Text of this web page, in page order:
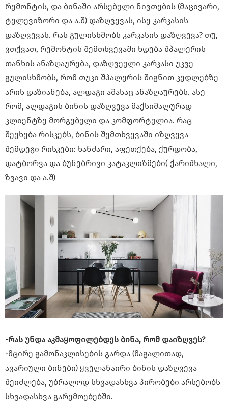
რემონტის, და ბინაში არსებული ნივთების (მაცივარი,
ტელევიზორი და ა.შ) დაზღვევას, ისე კარკასის
დაზღვევას. რას გულისხმობს კარკასის დაზღვევა? თუ,
ვთქვათ, რემონტის შემთხვევაში ხდება შპალერის
თანხის ანაზღაურება, დაზღვეული კარკასი უკვე
გულისხმობს, რომ თუკი შპალერის შიგნით კედლებზე
არის დაზიანება, ალდაგი ამასაც ანაზღაურებს. ასე
რომ, ალდაგის ბინის დაზღვევა მაქსიმალურად
კლიენტზე მორგებული და კომფორტულია. რაც
შეეხება რისკებს, ბინის შემთხვევაში იზღვევა
შემდეგი რისკები: ხანძარი, აფეთქება, ქურდობა,
დატბორვა და ბუნებრივი კატაკლიზმები( ქარიშხალი,
ზვავი და ა.შ)
-რას უნდა აკმაყოფილებდეს ბინა, რომ დაიზღვეს?
-მცირე გამონაკლისების გარდა (მაგალითად,
ავარიული ბინები) ყველანაირი ბინის დაზღვევა
შეიძლება, უბრალოდ სხვადასხვა პირობები არსებობს
სხვადასხვა გარემოებებში.